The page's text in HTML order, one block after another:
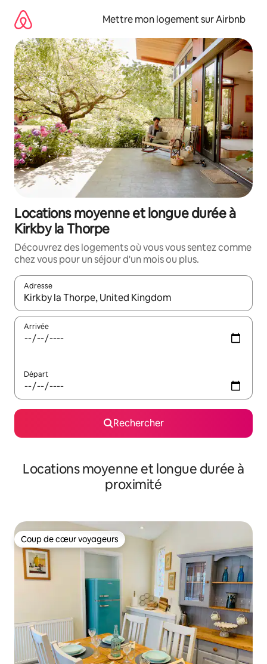
directement
contenu
Mettre mon logement sur Airbnb
Locations moyenne et longue durée à
Kirkby la Thorpe
Découvrez des logements où vous vous sentez comme
chez vous pour un séjour d'un mois ou plus.
Adresse
Lorsque les résultats s'affichent, utilisez les flèches vers le
Arrivée
Départ
Rechercher
Locations moyenne et longue durée à
proximité
Coup de cœur voyageurs
Coup de cœur voyageurs